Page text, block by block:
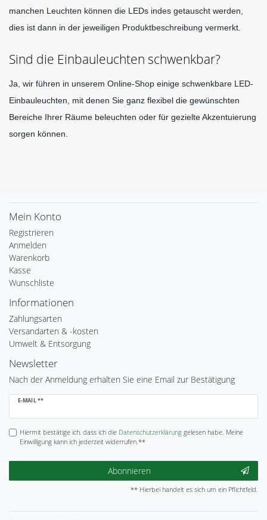
manchen Leuchten können die LEDs indes getauscht werden,
dies ist dann in der jeweiligen Produktbeschreibung vermerkt.
Sind die Einbauleuchten schwenkbar?
Ja, wir führen in unserem Online-Shop einige schwenkbare LED-
Einbauleuchten, mit denen Sie ganz flexibel die gewünschten
Bereiche Ihrer Räume beleuchten oder für gezielte Akzentuierung
sorgen können.
Mein Konto
Registrieren
Anmelden
Warenkorb
Kasse
Wunschliste
Informationen
Zahlungsarten
Versandarten & -kosten
Umwelt & Entsorgung
Newsletter
Nach der Anmeldung erhalten Sie eine Email zur Bestätigung
E-MAIL **
Newsletter
Hiermit bestätige ich, dass ich die Daten­schutz­erklärunggelesen habe. Meine
Einwilligung kann ich jederzeit widerrufen.**
Abonnieren
** Hierbei handelt es sich um ein Pflichtfeld.